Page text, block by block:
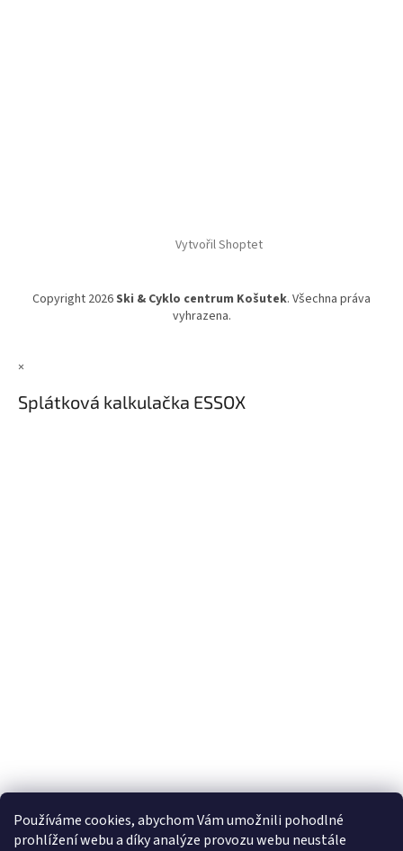
Používáme cookies, abychom Vám umožnili pohodlné
prohlížení webu a díky analýze provozu webu neustále
Vytvořil Shoptet
Copyright 2026Ski & Cyklo centrum Košutek. Všechna práva
vyhrazena.
×
Splátková kalkulačka ESSOX